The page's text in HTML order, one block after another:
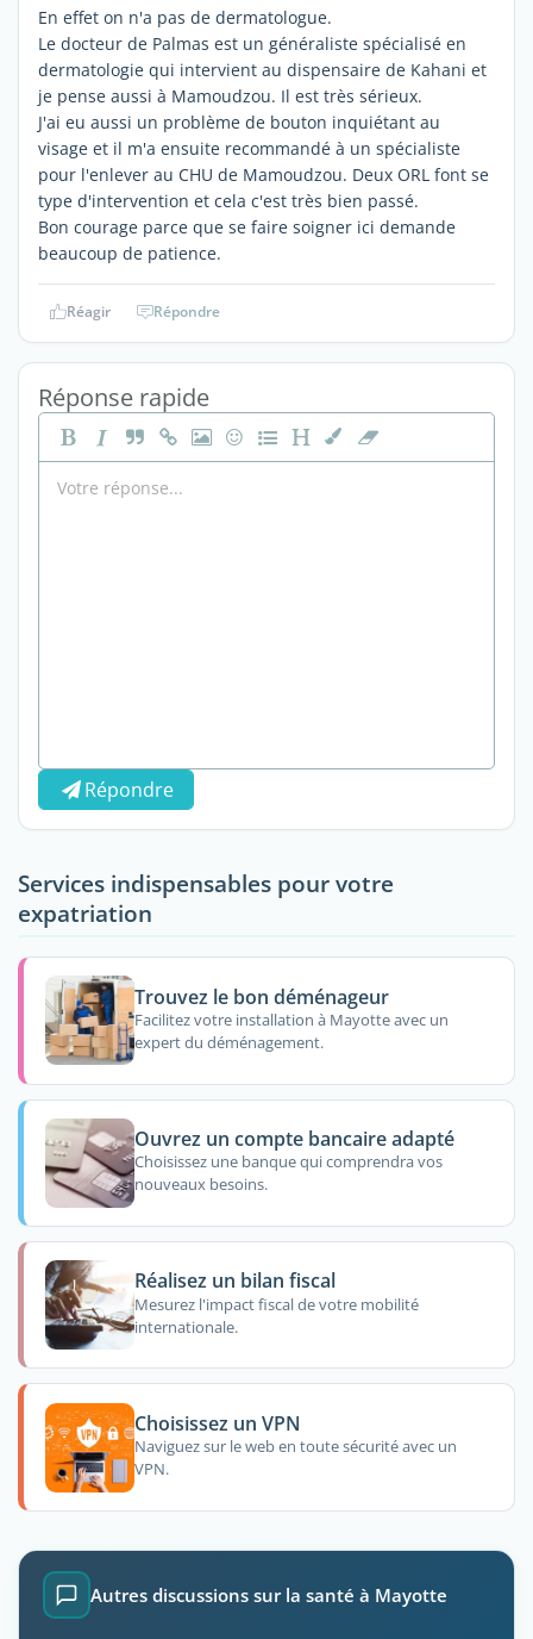
En effet on n'a pas de dermatologue.
Le docteur de Palmas est un généraliste spécialisé en
dermatologie qui intervient au dispensaire de Kahani et
je pense aussi à Mamoudzou. Il est très sérieux.
J'ai eu aussi un problème de bouton inquiétant au
visage et il m'a ensuite recommandé à un spécialiste
pour l'enlever au CHU de Mamoudzou. Deux ORL font se
type d'intervention et cela c'est très bien passé.
Bon courage parce que se faire soigner ici demande
beaucoup de patience.
Réagir Répondre
Réponse rapide
Répondre
Services indispensables pour votre
expatriation
Trouvez le bon déménageur
Facilitez votre installation à Mayotte avec un
expert du déménagement.
Ouvrez un compte bancaire adapté
Choisissez une banque qui comprendra vos
nouveaux besoins.
Réalisez un bilan fiscal
Mesurez l'impact fiscal de votre mobilité
internationale.
Choisissez un VPN
Naviguez sur le web en toute sécurité avec un
VPN.
Autres discussions sur la santé à Mayotte